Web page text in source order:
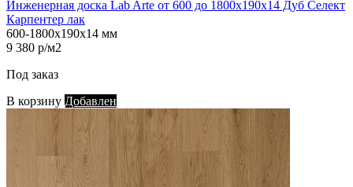
Инженерная доска Lab Arte от 600 до 1800х190х14 Дуб Селект
Карпентер лак
600-1800х190х14 мм
9 380 р/м2
Под заказ
В корзину Добавлен